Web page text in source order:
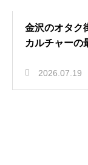
金沢のオタク
カルチャーの
2026.07.19